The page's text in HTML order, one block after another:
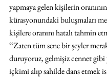
yapmaya gelen kişilerin
kürasyonundaki buluşmaları
kişilere oranını hatalı tahmin
‘‘Zaten tüm sene bir şeyler
duruyoruz, gelmişiz cennet gibi
içkimi alıp sahilde dans etmek